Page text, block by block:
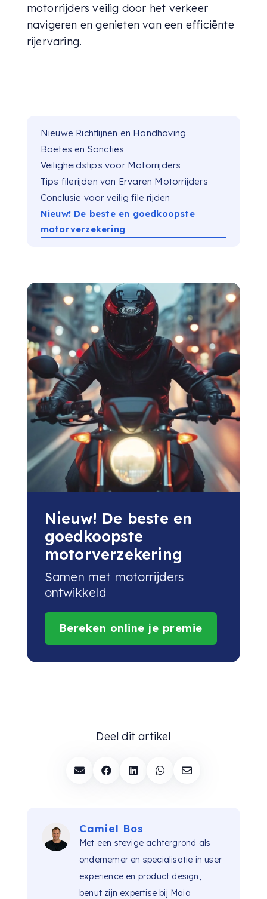
motorrijders veilig door het verkeer
navigeren en genieten van een efficiënte
rijervaring.
Nieuwe Richtlijnen en Handhaving
Boetes en Sancties
Veiligheidstips voor Motorrijders
Tips filerijden van Ervaren Motorrijders
Conclusie voor veilig file rijden
Nieuw! De beste en goedkoopste
motorverzekering
Nieuw! De beste en
goedkoopste
motorverzekering
Samen met motorrijders
ontwikkeld
Bereken online je premie
Deel dit artikel
    
Camiel Bos
Met een stevige achtergrond als
ondernemer en specialisatie in user
experience en product design,
benut zijn expertise bij Maia